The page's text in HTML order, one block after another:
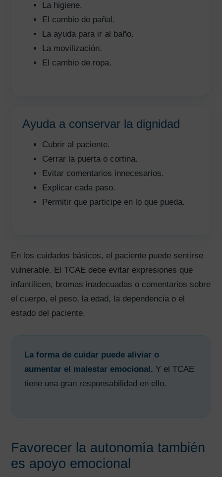
La higiene.
El cambio de pañal.
La ayuda para ir al baño.
La movilización.
El cambio de ropa.
Ayuda a conservar la dignidad
Cubrir al paciente.
Cerrar la puerta o cortina.
Evitar comentarios innecesarios.
Explicar cada paso.
Permitir que participe en lo que pueda.
En los cuidados básicos, el paciente puede sentirse
vulnerable. El TCAE debe evitar expresiones que
infantilicen, bromas inadecuadas o comentarios sobre
el cuerpo, el peso, la edad, la dependencia o el
estado del paciente.
La forma de cuidar puede aliviar o
aumentar el malestar emocional. Y el TCAE
tiene una gran responsabilidad en ello.
Favorecer la autonomía también
es apoyo emocional